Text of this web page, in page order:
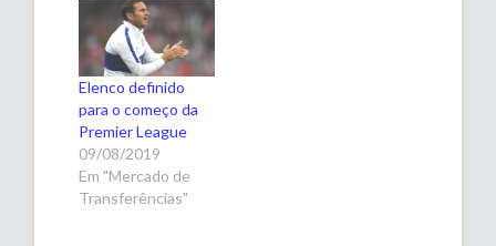
Elenco definido
para o começo da
Premier League
09/08/2019
Em "Mercado de
Transferências"